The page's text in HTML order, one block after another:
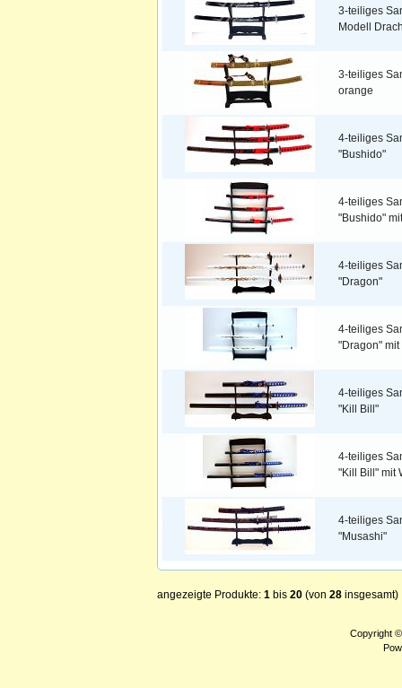
3-teiliges
Modell
3-teiliges
orange
4-teiliges
"Bushido"
4-teiliges
"Bushido"
4-teiliges
"Dragon"
4-teiliges
"Dragon"
4-teiliges
"Kill Bill"
4-teiliges
"Kill Bill" mit
4-teiliges
"Musashi"
angezeigte Produkte: 1 bis 20 (von 28 insgesamt)
Copyright